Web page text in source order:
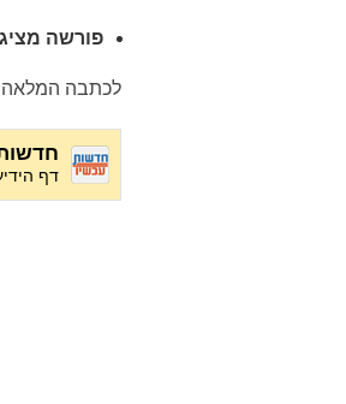
פורשה
לכתבה